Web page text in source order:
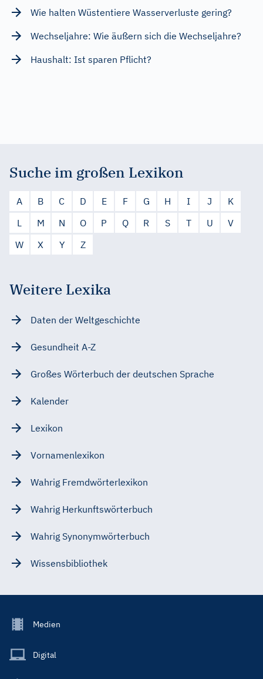
Wie halten Wüstentiere Wasserverluste gering?
Wechseljahre: Wie äußern sich die Wechseljahre?
Haushalt: Ist sparen Pflicht?
Suche im großen Lexikon
A B C D E F G H I J
K
L
M N O P Q R S T U
V
W
X Y Z
Weitere Lexika
Daten der Weltgeschichte
Gesundheit A-Z
Großes Wörterbuch der deutschen Sprache
Kalender
Lexikon
Vornamenlexikon
Wahrig Fremdwörterlexikon
Wahrig Herkunftswörterbuch
Wahrig Synonymwörterbuch
Wissensbibliothek
Footer
Main
Medien
Digital